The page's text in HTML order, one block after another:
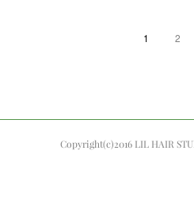
1 2
Copyright(c)2016 LIL HAIR